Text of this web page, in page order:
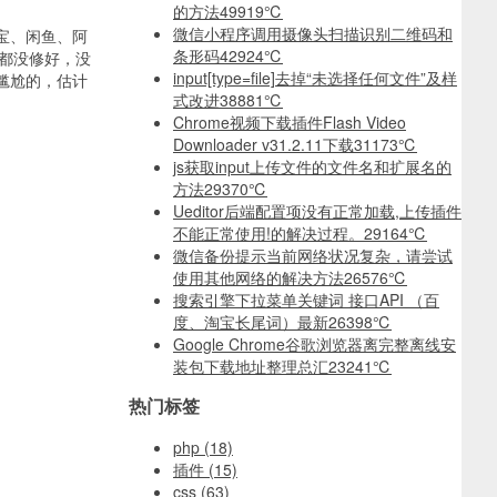
、闲鱼、阿
没修好，没
尬的，估计
的方法49919℃
微信小程序调用摄像头扫描识别二维码和
条形码42924℃
input[type=file]去掉“未选择任何文件”及样
式改进38881℃
Chrome视频下载插件Flash Video
Downloader v31.2.11下载31173℃
js获取input上传文件的文件名和扩展名的
方法29370℃
Ueditor后端配置项没有正常加载,上传插件
不能正常使用!的解决过程。 29164℃
微信备份提示当前网络状况复杂，请尝试
使用其他网络的解决方法26576℃
搜索引擎下拉菜单关键词 接口API （百
度、淘宝长尾词）最新26398℃
Google Chrome谷歌浏览器离完整离线安
装包下载地址整理总汇23241℃
热门标签
php (18)
插件 (15)
css (63)